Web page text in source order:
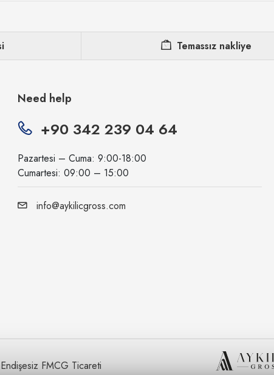
Temassız nakliye
Need help
+90 342 239 04 64
Pazartesi – Cuma: 9:00-18:00
Cumartesi: 09:00 – 15:00
info@aykilicgross.com
FMCG Ticareti